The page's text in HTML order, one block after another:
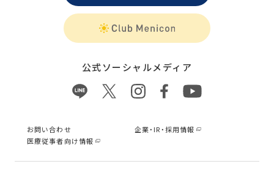
公式ソーシャルメディア
お問い合わせ
企業・IR・採用情報
医療従事者向け情報